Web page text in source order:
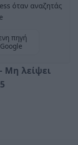
όταν αναζητάς
πηγή
Μη λείψει